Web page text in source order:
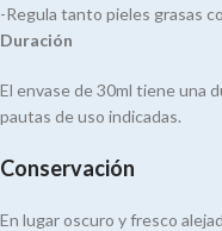
-Regula tanto pieles grasas
Duración
El envase de 30ml tiene una
pautas de uso indicadas.
Conservación
En lugar oscuro y fresco